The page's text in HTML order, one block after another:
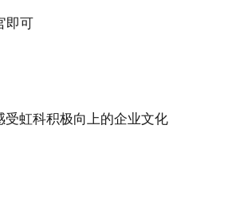
即可
虹科积极向上的企业文化